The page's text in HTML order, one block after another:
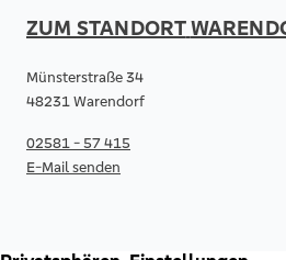
ZUM STANDORT
Münsterstraße 34
48231 Warendorf
02581 - 57 415
E-Mail senden